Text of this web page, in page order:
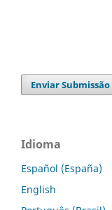
Enviar Submissão
Idioma
Español (España)
English